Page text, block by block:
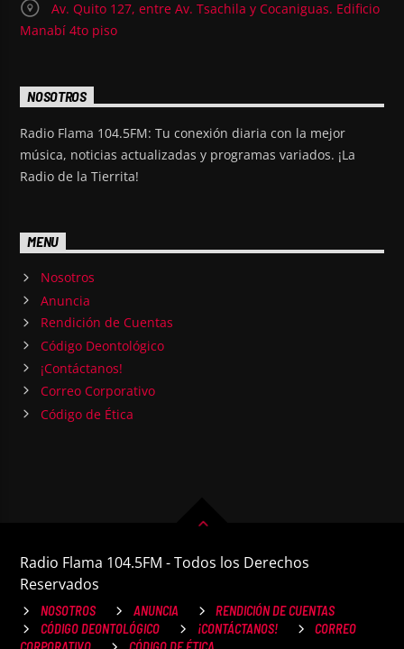
Av. Quito 127, entre Av. Tsachila y Cocaniguas. Edificio
Manabí 4to piso
NOSOTROS
Radio Flama 104.5FM: Tu conexión diaria con la mejor
música, noticias actualizadas y programas variados. ¡La
Radio de la Tierrita!
MENU
Nosotros
Anuncia
Rendición de Cuentas
Código Deontológico
¡Contáctanos!
Correo Corporativo
Código de Ética
Radio Flama 104.5FM - Todos los Derechos
Reservados
NOSOTROS ANUNCIA
RENDICIÓN DE CUENTAS
CÓDIGO DEONTOLÓGICO
¡CONTÁCTANOS!
CORREO